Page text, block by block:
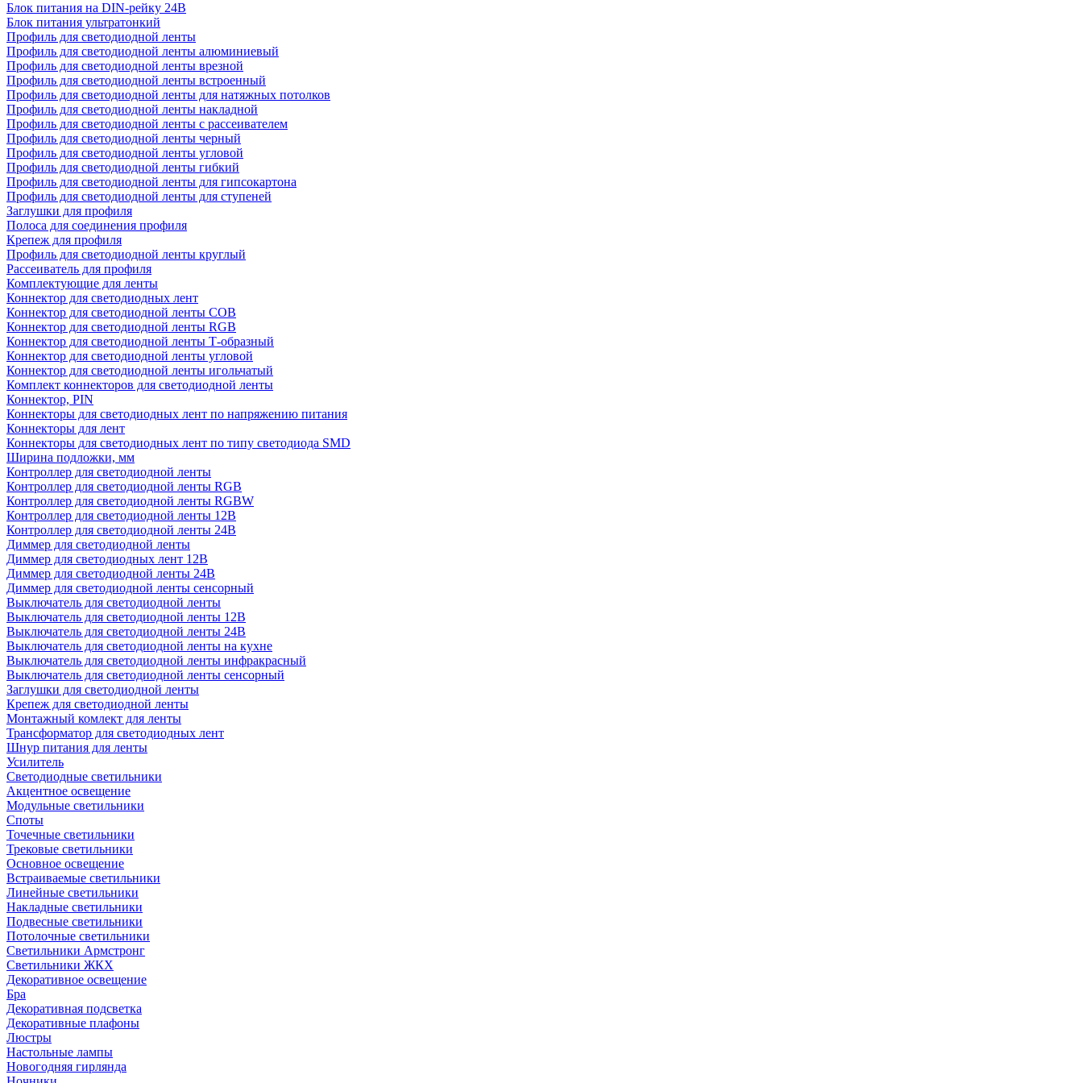
Блок питания на DIN-рейку 24В
Блок питания ультратонкий
Профиль для светодиодной ленты
Профиль для светодиодной ленты алюминиевый
Профиль для светодиодной ленты врезной
Профиль для светодиодной ленты встроенный
Профиль для светодиодной ленты для натяжных потолков
Профиль для светодиодной ленты накладной
Профиль для светодиодной ленты с рассеивателем
Профиль для светодиодной ленты черный
Профиль для светодиодной ленты угловой
Профиль для светодиодной ленты гибкий
Профиль для светодиодной ленты для гипсокартона
Профиль для светодиодной ленты для ступеней
Заглушки для профиля
Полоса для соединения профиля
Крепеж для профиля
Профиль для светодиодной ленты круглый
Рассеиватель для профиля
Комплектующие для ленты
Коннектор для светодиодных лент
Коннектор для светодиодной ленты COB
Коннектор для светодиодной ленты RGB
Коннектор для светодиодной ленты Т-образный
Коннектор для светодиодной ленты угловой
Коннектор для светодиодной ленты игольчатый
Комплект коннекторов для светодиодной ленты
Коннектор, PIN
Коннекторы для светодиодных лент по напряжению питания
Коннекторы для лент
Коннекторы для светодиодных лент по типу светодиода SMD
Ширина подложки, мм
Контроллер для светодиодной ленты
Контроллер для светодиодной ленты RGB
Контроллер для светодиодной ленты RGBW
Контроллер для светодиодной ленты 12В
Контроллер для светодиодной ленты 24В
Диммер для светодиодной ленты
Диммер для светодиодных лент 12В
Диммер для светодиодной ленты 24В
Диммер для светодиодной ленты сенсорный
Выключатель для светодиодной ленты
Выключатель для светодиодной ленты 12В
Выключатель для светодиодной ленты 24В
Выключатель для светодиодной ленты на кухне
Выключатель для светодиодной ленты инфракрасный
Выключатель для светодиодной ленты сенсорный
Заглушки для светодиодной ленты
Крепеж для светодиодной ленты
Монтажный комлект для ленты
Трансформатор для светодиодных лент
Шнур питания для ленты
Усилитель
Светодиодные светильники
Акцентное освещение
Модульные светильники
Споты
Точечные светильники
Трековые светильники
Основное освещение
Встраиваемые светильники
Линейные светильники
Накладные светильники
Подвесные светильники
Потолочные светильники
Светильники Армстронг
Светильники ЖКХ
Декоративное освещение
Бра
Декоративная подсветка
Декоративные плафоны
Люстры
Настольные лампы
Новогодняя гирлянда